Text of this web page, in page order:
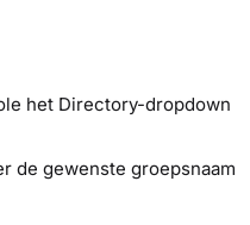
het Directory-dropdown
de gewenste groepsnaam